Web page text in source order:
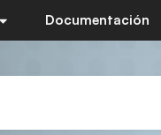
Documentación